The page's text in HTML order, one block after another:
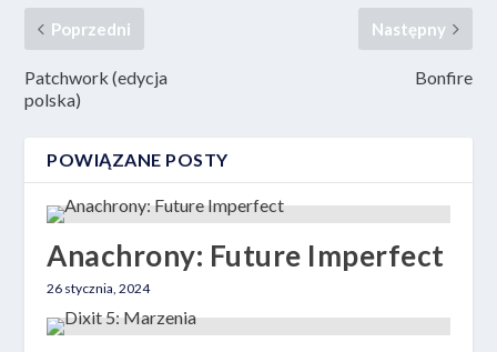
Poprzedni
Patchwork (edycja
polska)
Następny
Bonfire
POWIĄZANE POSTY
Anachrony: Future Imperfect
26 stycznia, 2024